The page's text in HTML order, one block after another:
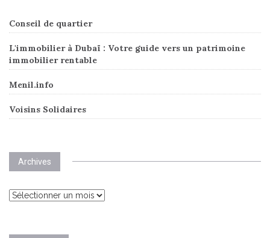
Conseil de quartier
L'immobilier à Dubaï : Votre guide vers un patrimoine
immobilier rentable
Menil.info
Voisins Solidaires
Archives
Archives